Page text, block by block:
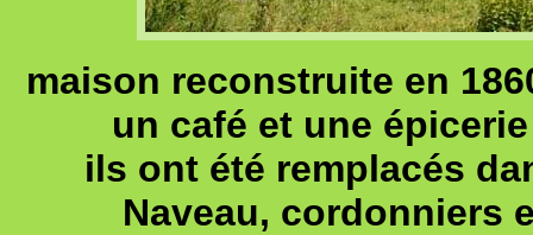
maison reconstruite en
un café et une
ils ont été remplacés
Naveau, cordonniers